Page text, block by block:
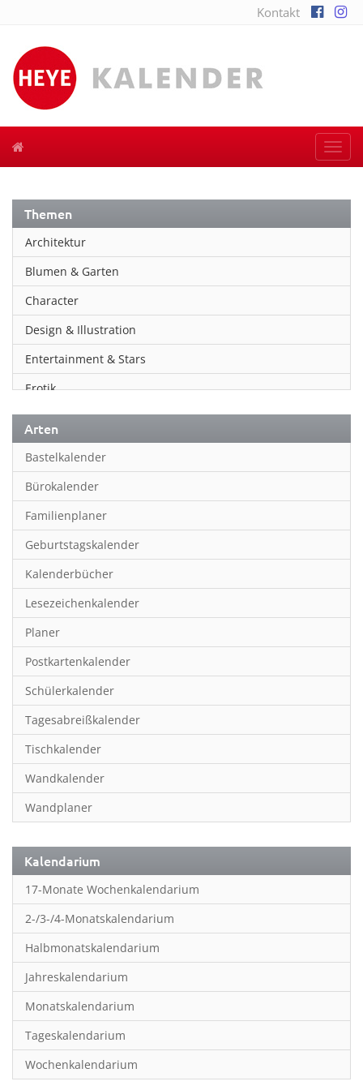
Kontakt
Themen
Architektur
Blumen & Garten
Character
Design & Illustration
Entertainment & Stars
Erotik
Essen & Trinken
Familienplaner
Fantasy
Film
Fotokunst
Frauen
Fußball
Geburtstagskalender
Hobby & Basteln
Humor & Cartoon
Inpiration & Entspannung
Inspiration & Entspannung
Inspiration & Spiritualität
Kinderkalender
Kunst
Länder & Städte
Landschaft & Natur
Lifestyle
Literatur
Manga & Animé
Neutrale Kalender
Partner- & Wandplaner
Planung & Organisation
Arten
Bastelkalender
Bürokalender
Familienplaner
Geburtstagskalender
Kalenderbücher
Lesezeichenkalender
Planer
Postkartenkalender
Schülerkalender
Tagesabreißkalender
Tischkalender
Wandkalender
Wandplaner
Kalendarium
17-Monate Wochenkalendarium
2-/3-/4-Monatskalendarium
Halbmonatskalendarium
Jahreskalendarium
Monatskalendarium
Tageskalendarium
Wochenkalendarium